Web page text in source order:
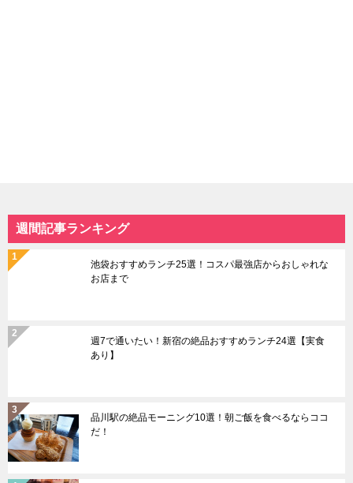
週間記事ランキング
池袋おすすめランチ25選！コスパ最強店からおしゃれな
お店まで
週7で通いたい！新宿の絶品おすすめランチ24選【実食
あり】
品川駅の絶品モーニング10選！朝ご飯を食べるならココ
だ！